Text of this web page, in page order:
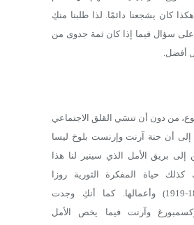
كان يشجعنا دائمًا. لذا طلبنا منكِ
على سؤال فيما إذا كان ثمة جدوى من
أفضل.
من دون أن تنسَي القلق الاجتماعي
إلى أن حنة آرنت وإرنست بلوخ ليسا
بريق الأمل الذي سينير لنا هذا
كذلك حياة المفكرة الثورية روزا
لوكسمبورغ (1871-1919) وأعمالها. كما أنكِ وجدت
وآرنت فيما يخص الأمل